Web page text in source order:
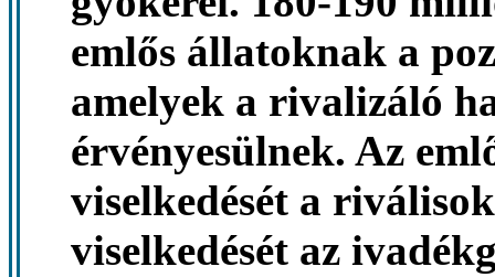
emlős állatoknak a
amelyek a rivalizáló
érvényesülnek. Az
viselkedését a
viselkedését az